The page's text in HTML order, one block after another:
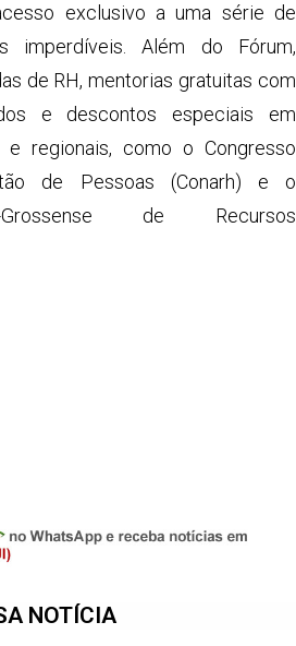
exclusivo a uma série de
imperdíveis. Além do Fórum,
de RH, mentorias gratuitas com
e descontos especiais em
e regionais, como o Congresso
de Pessoas (Conarh) e o
Grossense de Recursos
NOTÍCIA